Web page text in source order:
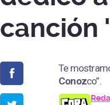
canción
Te
Conozco”.